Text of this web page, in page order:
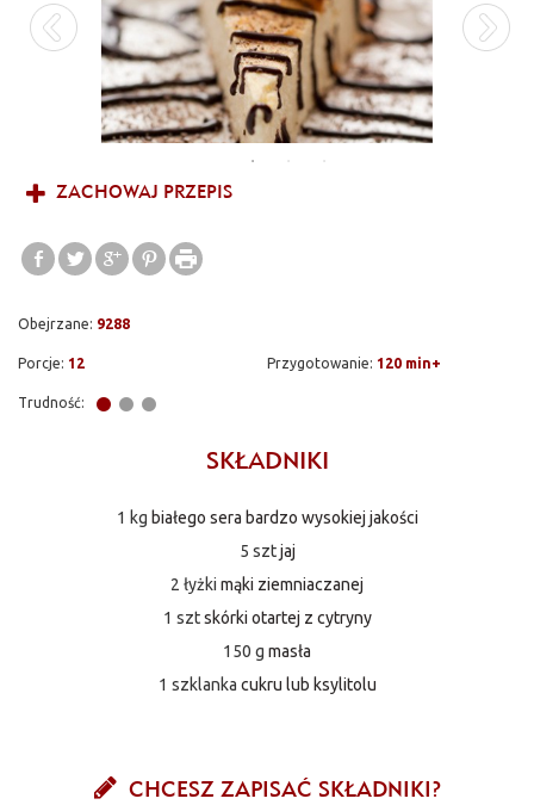
ZACHOWAJ PRZEPIS
Obejrzane: 9288
Porcje: 12 Przygotowanie: 120 min+
Trudność:
SKŁADNIKI
1 kg białego sera bardzo wysokiej jakości
5 szt jaj
2 łyżki mąki ziemniaczanej
1 szt skórki otartej z cytryny
150 g masła
1 szklanka cukru lub ksylitolu
CHCESZ ZAPISAĆ SKŁADNIKI?